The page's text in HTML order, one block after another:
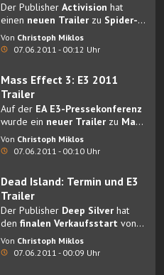
Der Publisher Activision hat
einen neuen Trailer zu Spider-
Man: Edge of Time
veröffentlicht.
Von Christoph Miklos
07.06.2011 - 00:12 Uhr
Mass Effect 3: E3 2011
Trailer
Auf der EA E3-Pressekonferenz
wurde ein neuer Trailer zu Mass
Effect 3gezeigt.
Von Christoph Miklos
07.06.2011 - 00:10 Uhr
Dead Island: Termin und E3
Trailer
Der Publisher Deep Silver hat
den finalen Verkaufsstart von
Dead Island enthüllt.
Von Christoph Miklos
07.06.2011 - 00:09 Uhr